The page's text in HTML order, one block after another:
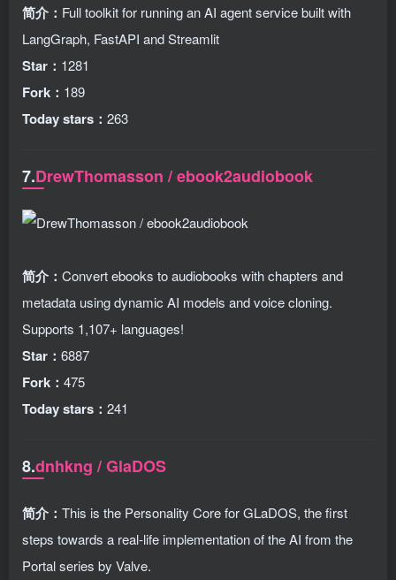
简介： Full toolkit for running an AI agent service built with
LangGraph, FastAPI and Streamlit
Star： 1281
Fork： 189
Today stars： 263
7.DrewThomasson / ebook2audiobook
简介： Convert ebooks to audiobooks with chapters and
metadata using dynamic AI models and voice cloning.
Supports 1,107+ languages!
Star： 6887
Fork： 475
Today stars： 241
8.dnhkng / GlaDOS
简介： This is the Personality Core for GLaDOS, the first
steps towards a real-life implementation of the AI from the
Portal series by Valve.